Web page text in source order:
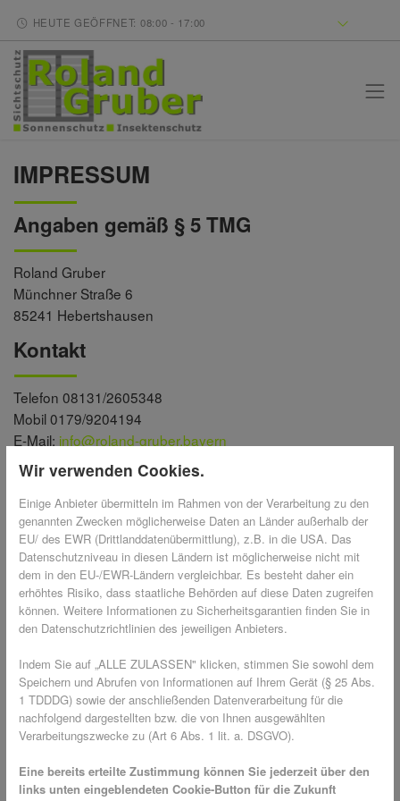
HEUTE GEÖFFNET: 08:00 - 17:00
IMPRESSUM
Angaben gemäß § 5 TMG
Roland Gruber
Münchner Straße 6
85241 Hebertshausen
Kontakt
Telefon 08131/2605348
Mobil 0179/9204194
E-Mail: info@roland-gruber.bayern
Redaktionell verantwortlich
Roland Gruber
Münchner Straße 6
85241 Hebertshausen
EU-Streitschlichtung
Streitbeilegung (OS) bereit:
https://ec.europa.eu/consumers/odr/.
Unsere E-Mail-Adresse finden Sie oben im Impressum.
Verbraucher­streit­beilegung/Universal­
schlichtungs­stelle
Wir verwenden Cookies.
Einige Anbieter übermitteln im Rahmen von der Verarbeitung zu den
genannten Zwecken möglicherweise Daten an Länder außerhalb der
EU/ des EWR (Drittlanddatenübermittlung), z.B. in die USA. Das
Datenschutzniveau in diesen Ländern ist möglicherweise nicht mit
dem in den EU-/EWR-Ländern vergleichbar. Es besteht daher ein
erhöhtes Risiko, dass staatliche Behörden auf diese Daten zugreifen
können. Weitere Informationen zu Sicherheitsgarantien finden Sie in
den Datenschutzrichtlinien des jeweiligen Anbieters.
Indem Sie auf „ALLE ZULASSEN" klicken, stimmen Sie sowohl dem
Speichern und Abrufen von Informationen auf Ihrem Gerät (§ 25 Abs.
1 TDDDG) sowie der anschließenden Datenverarbeitung für die
nachfolgend dargestellten bzw. die von Ihnen ausgewählten
Verarbeitungszwecke zu (Art 6 Abs. 1 lit. a. DSGVO).
Eine bereits erteilte Zustimmung können Sie jederzeit über den
links unten eingeblendeten Cookie-Button für die Zukunft